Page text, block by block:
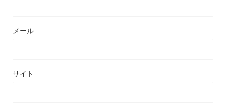
メール
サイト